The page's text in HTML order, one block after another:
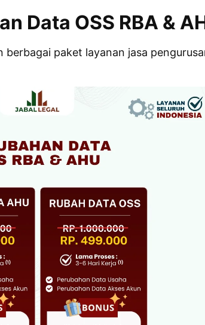
Data OSS RBA &
berbagai paket layanan jasa